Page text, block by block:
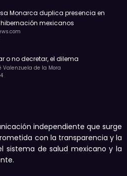
Monarca duplica presencia en
mexicanos
o no decretar, el dilema
Valenzuela de la Mora
independiente que surge
con la transparencia y la
sistema de salud mexicano y la